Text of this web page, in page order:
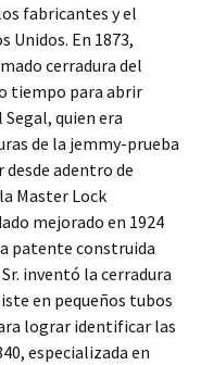
fabricantes y el
Unidos. En 1873,
cerradura del
tiempo para abrir
quien era
de la jemmy-prueba
adentro de
Master Lock
mejorado en 1924
patente construida
inventó la cerradura
en pequeños tubos
lograr identificar las
especializada en